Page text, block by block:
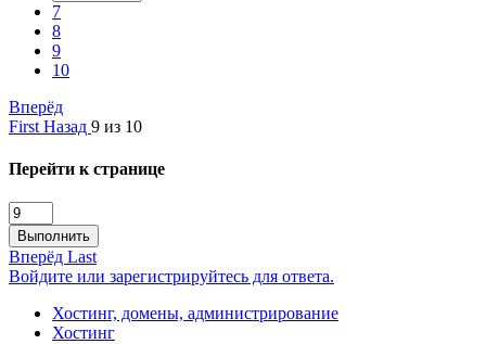
7
8
9
10
Вперёд
First Назад 9 из 10
Перейти к странице
Выполнить
Вперёд Last
Войдите или зарегистрируйтесь для ответа.
Хостинг, домены, администрирование
Хостинг